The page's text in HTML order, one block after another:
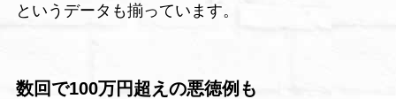
というデータも揃っています。
数回で100万円超えの悪徳例も